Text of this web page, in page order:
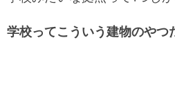
学校ってこういう建物のやつ